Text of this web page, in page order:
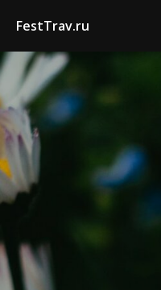
FestTrav.ru